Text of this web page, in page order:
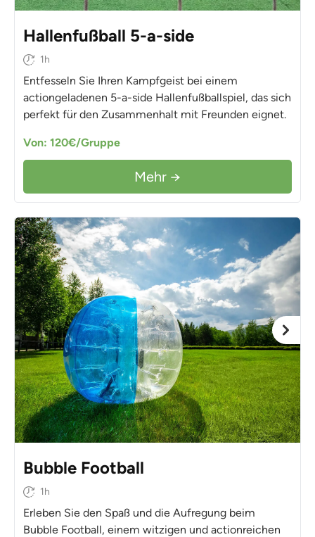
Hallenfußball 5-a-side
1h
Entfesseln Sie Ihren Kampfgeist bei einem
actiongeladenen 5-a-side Hallenfußballspiel, das sich
perfekt für den Zusammenhalt mit Freunden eignet.
Von: 120€/Gruppe
Mehr →
Bubble Football
1h
Erleben Sie den Spaß und die Aufregung beim
Bubble Football, einem witzigen und actionreichen